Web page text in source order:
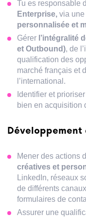
Tu es responsable
Enterprise, via une
personnalisée et
Gérer l’intégralité
et Outbound), de
qualification des
marché français et
l’international.
Identifier et
bien en acquisition
Mener des actions
créatives et
LinkedIn, réseaux
de différents
formulaires de
Assurer une